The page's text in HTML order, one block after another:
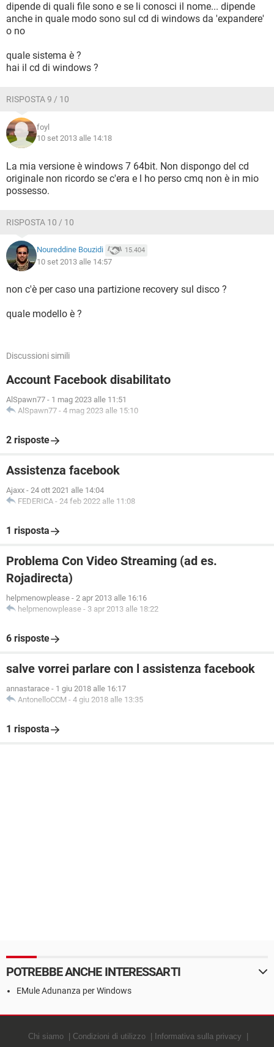
dipende di quali file sono e se li conosci il nome... dipende
anche in quale modo sono sul cd di windows da 'expandere'
o no
quale sistema è ?
hai il cd di windows ?
RISPOSTA 9 / 10
foyl
10 set 2013 alle 14:18
La mia versione è windows 7 64bit. Non dispongo del cd
originale non ricordo se c'era e l ho perso cmq non è in mio
possesso.
RISPOSTA 10 / 10
Noureddine Bouzidi 15.404
10 set 2013 alle 14:57
non c'è per caso una partizione recovery sul disco ?
quale modello è ?
Discussioni simili
Account Facebook disabilitato
AlSpawn77 - 1 mag 2023 alle 11:51
AlSpawn77 - 4 mag 2023 alle 15:10
2 risposte
Assistenza facebook
Ajaxx - 24 ott 2021 alle 14:04
FEDERICA - 24 feb 2022 alle 11:08
1 risposta
Problema Con Video Streaming (ad es.
Rojadirecta)
helpmenowplease - 2 apr 2013 alle 16:16
helpmenowplease - 3 apr 2013 alle 18:22
6 risposte
salve vorrei parlare con l assistenza facebook
annastarace - 1 giu 2018 alle 16:17
AntonelloCCM - 4 giu 2018 alle 13:35
1 risposta
POTREBBE ANCHE INTERESSARTI
EMule Adunanza per Windows
Chi siamo Condizioni di utilizzo Informativa sulla privacy